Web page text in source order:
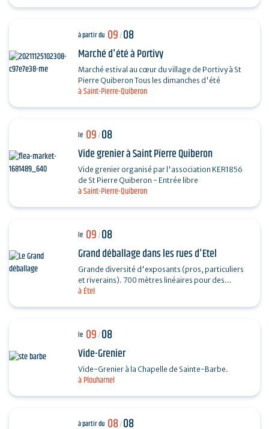
à Saint-Pierre-Quiberon
à partir du 09/08
Marché d'été à Portivy
Marché estival au cœur du village de Portivy à St
Pierre Quiberon Tous les dimanches d'été
à Saint-Pierre-Quiberon
le 09/08
Vide grenier à Saint Pïerre Quiberon
Vide grenier organisé par l'association KER1856
de St Pierre Quiberon - Entrée libre
à Étel
le 09/08
Grand déballage dans les rues d'Etel
Grande diversité d'exposants (pros, particuliers
et riverains). 700 mètres linéaires pour des
exposants particuliers, professionnels et…
à Plouharnel
le 09/08
Vide-Grenier
Vide-Grenier à la Chapelle de Sainte-Barbe.
à partir du 08/08